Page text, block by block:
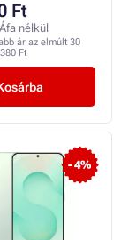
Ft
nélkül
ár az elmúlt 30
Ft
- 4%